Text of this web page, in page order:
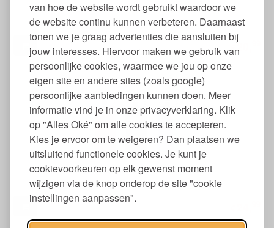
van hoe de website wordt gebruikt waardoor we
de website continu kunnen verbeteren. Daarnaast
tonen we je graag advertenties die aansluiten bij
jouw interesses. Hiervoor maken we gebruik van
persoonlijke cookies, waarmee we jou op onze
eigen site en andere sites (zoals google)
persoonlijke aanbiedingen kunnen doen. Meer
informatie vind je in onze privacyverklaring. Klik
op "Alles Oké" om alle cookies te accepteren.
Kies je ervoor om te weigeren? Dan plaatsen we
uitsluitend functionele cookies. Je kunt je
cookievoorkeuren op elk gewenst moment
wijzigen via de knop onderop de site "cookie
instellingen aanpassen".
Babyfles RVS zonder Plastic Meegroeiend 150 ml
€20,
Babyfles RVS zonder Plastic 325 ml